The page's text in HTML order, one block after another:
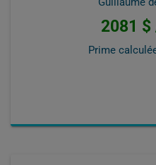
2081 $
Prime